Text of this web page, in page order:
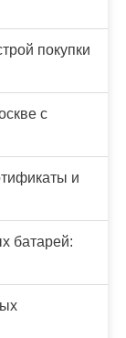
покупки
с
и
батарей: